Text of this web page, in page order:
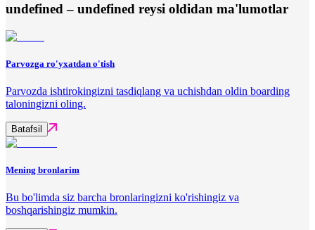
undefined – undefined reysi oldidan ma'lumotlar
Parvozga ro'yxatdan o'tish
Parvozda ishtirokingizni tasdiqlang va uchishdan oldin boarding
taloningizni oling.
Batafsil
Mening bronlarim
Bu bo'limda siz barcha bronlaringizni ko'rishingiz va
boshqarishingiz mumkin.